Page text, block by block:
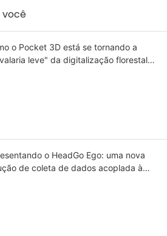
você
o Pocket 3D está se tornando a
leve" da digitalização florestal
o HeadGo Ego: uma nova
de coleta de dados acoplada à